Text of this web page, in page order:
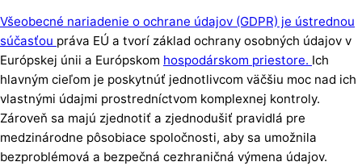
Všeobecné nariadenie o ochrane údajov (GDPR) je ústrednou
súčasťou práva EÚ a tvorí základ ochrany osobných údajov v
Európskej únii a Európskom hospodárskom priestore. Ich
hlavným cieľom je poskytnúť jednotlivcom väčšiu moc nad ich
vlastnými údajmi prostredníctvom komplexnej kontroly.
Zároveň sa majú zjednotiť a zjednodušiť pravidlá pre
medzinárodne pôsobiace spoločnosti, aby sa umožnila
bezproblémová a bezpečná cezhraničná výmena údajov.